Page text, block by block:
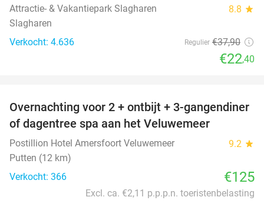
Attractie- & Vakantiepark Slagharen 8.8 star
Slagharen
Verkocht: 4.636
Regulier €37,90
€22,40
Overnachting voor 2 + ontbijt + 3-gangendiner
of dagentree spa aan het Veluwemeer
Postillion Hotel Amersfoort Veluwemeer 9.2 star
Putten (12 km)
Verkocht: 366
€125
Excl. ca. €2,11 p.p.p.n. toeristenbelasting